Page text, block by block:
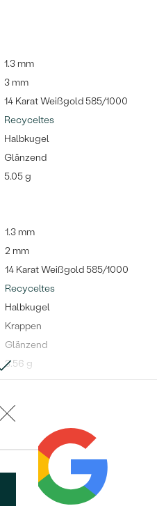
1.3 mm
3 mm
14 Karat Weißgold 585/1000
Recyceltes
Halbkugel
Glänzend
5.05 g
1.3 mm
2 mm
14 Karat Weißgold 585/1000
Recyceltes
Halbkugel
Krappen
Glänzend
3.56 g
Diamant
0.0325 ct
1 x 1.25 mm (0.0075ct), 4 x 1 mm
(0.005ct), 2 x 0.8 mm (0.0025ct)